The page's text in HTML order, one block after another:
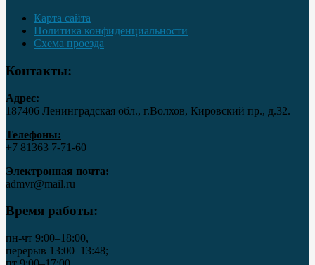
Карта сайта
Политика конфиденциальности
Схема проезда
Контакты:
Адрес:
187406 Ленинградская обл., г.Волхов, Кировский пр., д.32.
Телефоны:
+7 81363 7‑71-60
Электронная почта:
admvr@mail.ru
Время работы:
пн-чт 9:00–18:00,
перерыв 13:00–13:48;